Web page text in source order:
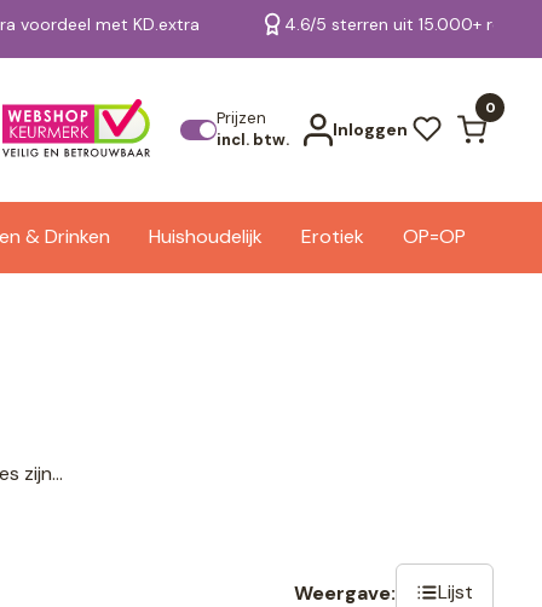
voordeel met KD.extra 4.6/5 sterren uit 15.000+
Prijzen
incl. btw.
Inloggen
0
& Drinken Huishoudelijk Erotiek OP=OP
Bekijk alle resultaten
zijn...
Weergave: Lijst